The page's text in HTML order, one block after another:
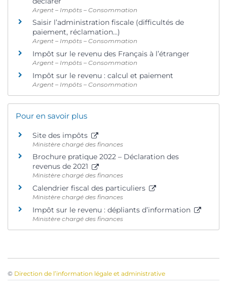
Argent – Impôts – Consommation
Saisir l’administration fiscale (difficultés de
paiement, réclamation…)
Argent – Impôts – Consommation
Impôt sur le revenu des Français à l’étranger
Argent – Impôts – Consommation
Impôt sur le revenu : calcul et paiement
Argent – Impôts – Consommation
Pour en savoir plus
Site des impôts
Ministère chargé des finances
Brochure pratique 2022 – Déclaration des
revenus de 2021
Ministère chargé des finances
Calendrier fiscal des particuliers
Ministère chargé des finances
Impôt sur le revenu : dépliants d’information
Ministère chargé des finances
© Direction de l’information légale et administrative